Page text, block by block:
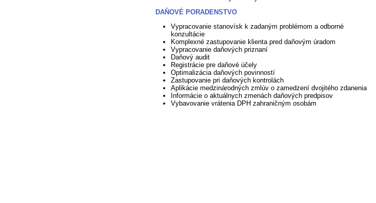
DAŇOVÉ PORADENSTVO
Vypracovanie stanovísk k zadaným problémom a odborné
konzultácie
Komplexné zastupovanie klienta pred daňovým úradom
Vypracovanie daňových priznaní
Daňový audit
Registrácie pre daňové účely
Optimalizácia daňových povinností
Zastupovanie pri daňových kontrolách
Aplikácie medzinárodných zmlúv o zamedzení dvojitého zdanenia
Informácie o aktuálnych zmenách daňových predpisov
Vybavovanie vrátenia DPH zahraničným osobám